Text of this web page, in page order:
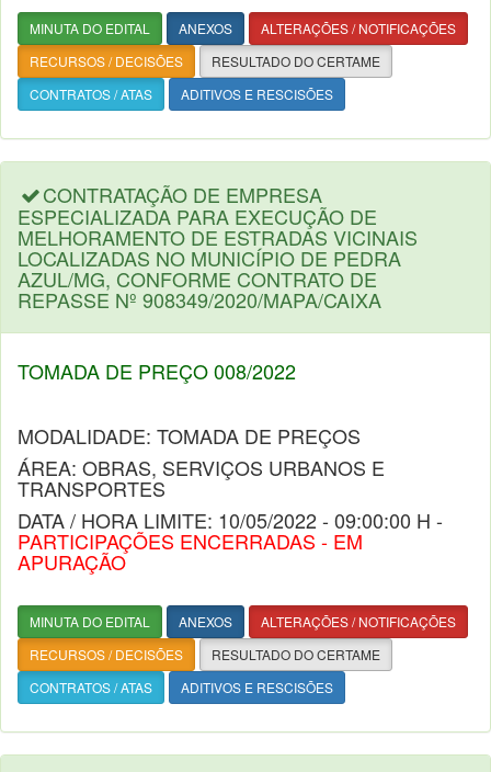
MINUTA DO EDITAL ANEXOS
ALTERAÇÕES / NOTIFICAÇÕES
RECURSOS / DECISÕES
RESULTADO DO CERTAME
CONTRATOS / ATAS
ADITIVOS E RESCISÕES
CONTRATAÇÃO DE EMPRESA
ESPECIALIZADA PARA EXECUÇÃO DE
MELHORAMENTO DE ESTRADAS VICINAIS
LOCALIZADAS NO MUNICÍPIO DE PEDRA
AZUL/MG, CONFORME CONTRATO DE
REPASSE Nº 908349/2020/MAPA/CAIXA
TOMADA DE PREÇO 008/2022
MODALIDADE: TOMADA DE PREÇOS
ÁREA: OBRAS, SERVIÇOS URBANOS E
TRANSPORTES
DATA / HORA LIMITE: 10/05/2022 - 09:00:00 H -
PARTICIPAÇÕES ENCERRADAS - EM
APURAÇÃO
MINUTA DO EDITAL ANEXOS
ALTERAÇÕES / NOTIFICAÇÕES
RECURSOS / DECISÕES
RESULTADO DO CERTAME
CONTRATOS / ATAS
ADITIVOS E RESCISÕES